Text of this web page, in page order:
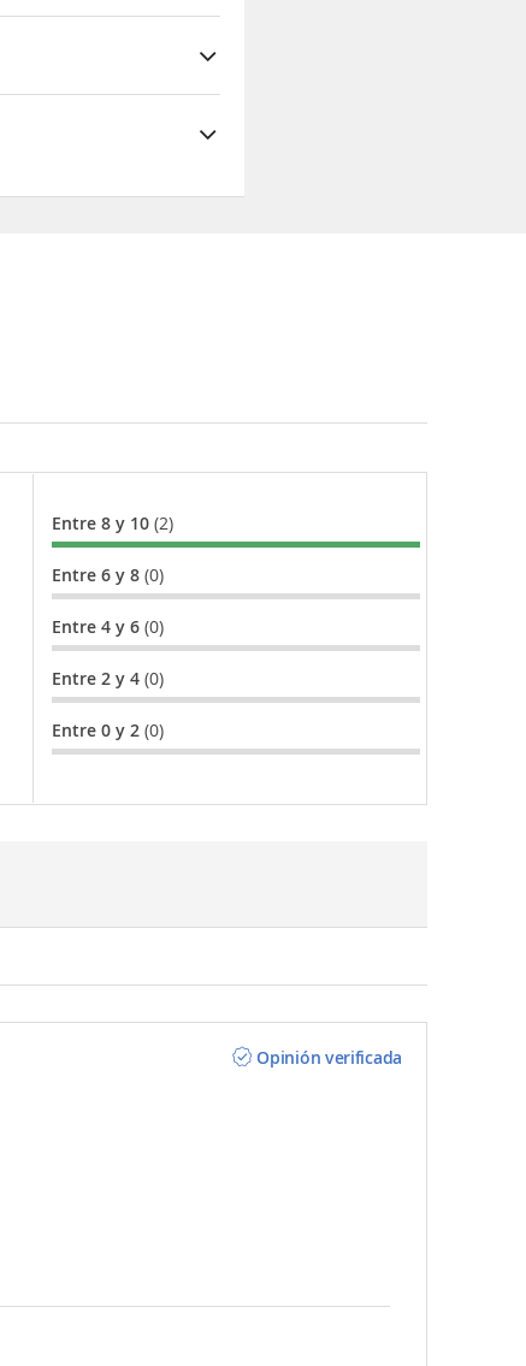
Entre 8 y 10 (2)
Entre 6 y 8 (0)
Entre 4 y 6 (0)
Entre 2 y 4 (0)
Entre 0 y 2 (0)
Opinión verificada